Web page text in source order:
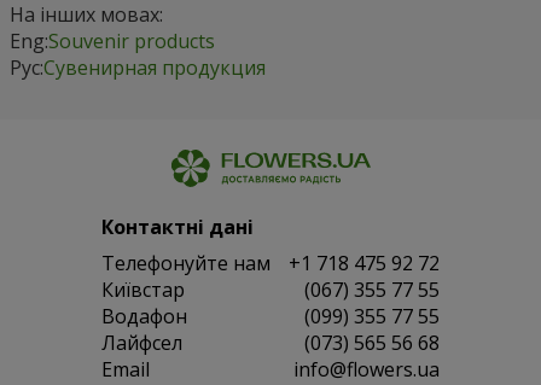
На інших мовах:
Eng:Souvenir products
Рус:Сувенирная продукция
Контактні дані
Телефонуйте нам
+1 718 475 92 72
Київстар
(067) 355 77 55
Водафон
(099) 355 77 55
Лайфсел
(073) 565 56 68
Email
info@flowers.ua